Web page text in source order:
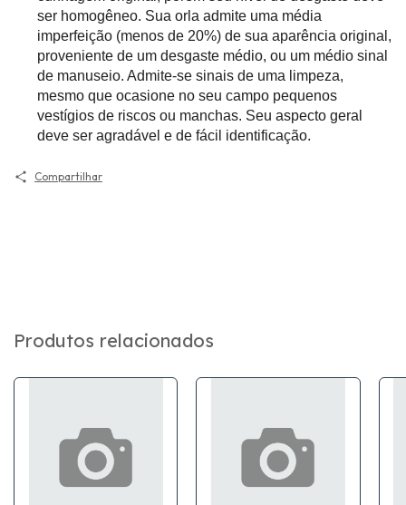
ser homogêneo. Sua orla admite uma média
imperfeição (menos de 20%) de sua aparência original,
proveniente de um desgaste médio, ou um médio sinal
de manuseio. Admite-se sinais de uma limpeza,
mesmo que ocasione no seu campo pequenos
vestígios de riscos ou manchas. Seu aspecto geral
deve ser agradável e de fácil identificação.
Compartilhar
Produtos relacionados